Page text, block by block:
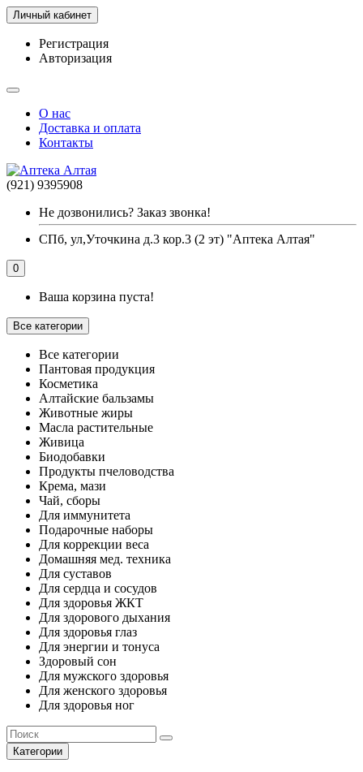
Личный кабинет
Регистрация
Авторизация
О нас
Доставка и оплата
Контакты
(921) 9395908
Не дозвонились? Заказ звонка!
СПб, ул,Уточкина д.3 кор.3 (2 эт) "Аптека Алтая"
0
Ваша корзина пуста!
Все категории
Все категории
Пантовая продукция
Косметика
Алтайские бальзамы
Животные жиры
Масла растительные
Живица
Биодобавки
Продукты пчеловодства
Крема, мази
Чай, сборы
Для иммунитета
Подарочные наборы
Для коррекции веса
Домашняя мед. техника
Для суставов
Для сердца и сосудов
Для здоровья ЖКТ
Для здорового дыхания
Для здоровья глаз
Для энергии и тонуса
Здоровый сон
Для мужского здоровья
Для женского здоровья
Для здоровья ног
Категории